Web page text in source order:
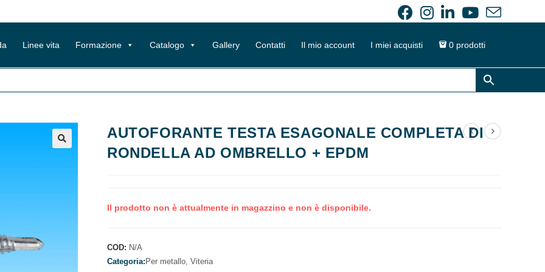
Linee vita Formazione Catalogo Gallery Contatti Il mio account I miei acquisti 0 prodotti
AUTOFORANTE TESTA ESAGONALE COMPLETA DI
RONDELLA AD OMBRELLO + EPDM
Il prodotto non è attualmente in magazzino e non è disponibile.
COD: N/A
Categoria: Per metallo, Viteria